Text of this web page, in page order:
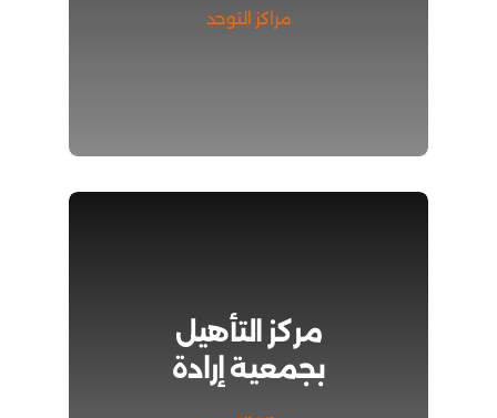
مراكز التوحد
مركز التأهيل
بجمعية إرادة